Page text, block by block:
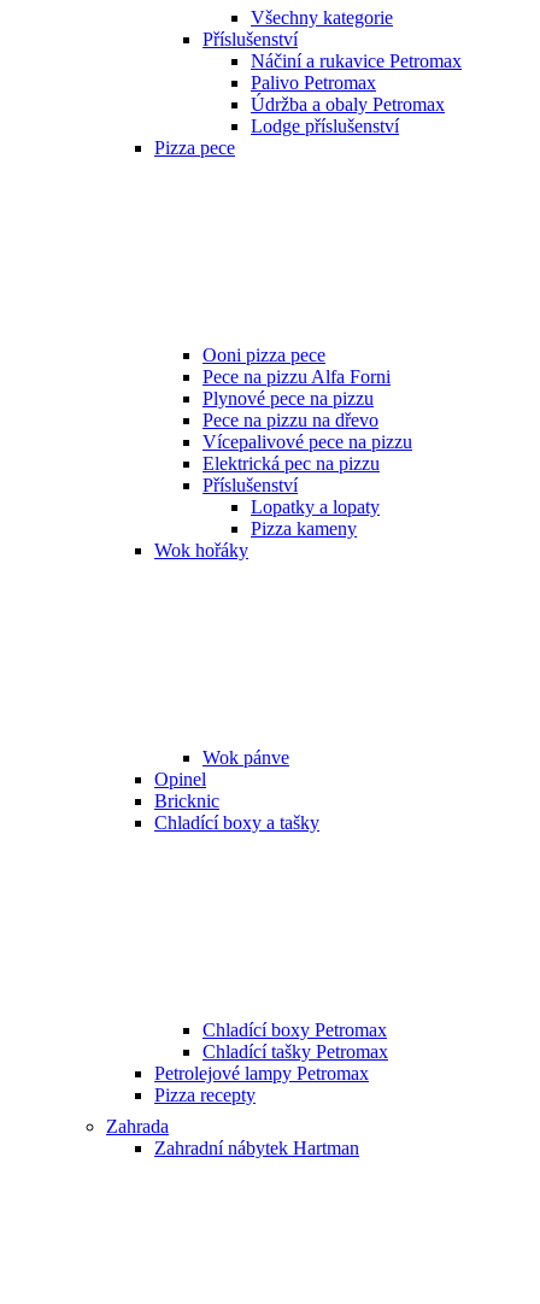
Všechny kategorie
Příslušenství
Náčiní a rukavice Petromax
Palivo Petromax
Údržba a obaly Petromax
Lodge příslušenství
Pizza pece
Ooni pizza pece
Pece na pizzu Alfa Forni
Plynové pece na pizzu
Pece na pizzu na dřevo
Vícepalivové pece na pizzu
Elektrická pec na pizzu
Příslušenství
Lopatky a lopaty
Pizza kameny
Wok hořáky
Wok pánve
Opinel
Bricknic
Chladící boxy a tašky
Chladící boxy Petromax
Chladící tašky Petromax
Petrolejové lampy Petromax
Pizza recepty
Zahrada
Zahradní nábytek Hartman